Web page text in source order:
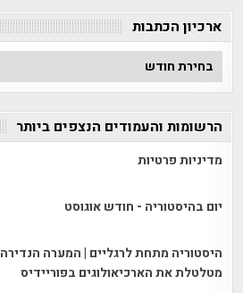
ארכיון הכתבות
ארכיון
הכתבות
הרשומות והעמודים הנצפים ביותר
מדיניות פרטיות
יום בהיסטוריה - חודש אוגוסט
היסטוריה מתחת לרגליים | המערה הנדירה
מטלטלת את הארכיאולוגים בפוריידיס